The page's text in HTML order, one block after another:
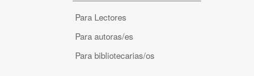
Para Lectores
Para autoras/es
Para bibliotecarias/os